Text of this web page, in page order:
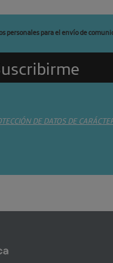
personales para el envío de
DE DATOS DE